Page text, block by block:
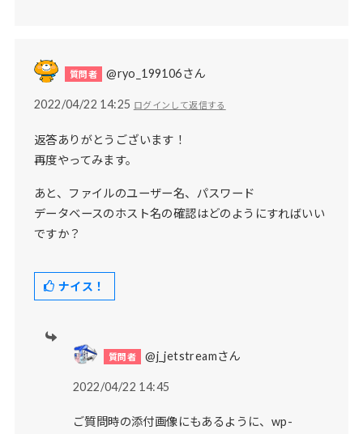
@ryo_199106さん
2022/04/22 14:25 ログインして返信する
返答ありがとうございます！
再度やってみます。
あと、ファイルのユーザー名、パスワード
データベースのホスト名の確認はどのようにすればいい
ですか？
ナイス！
@j_jetstreamさん
2022/04/22 14:45
ご質問時の添付画像にもあるように、wp-